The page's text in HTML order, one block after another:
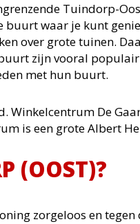
Tuindorp-
waar je kunt
over grote tuinen.
zijn vooral
met hun buurt.
De
is een grote Albert
(OOST)?
zorgeloos en